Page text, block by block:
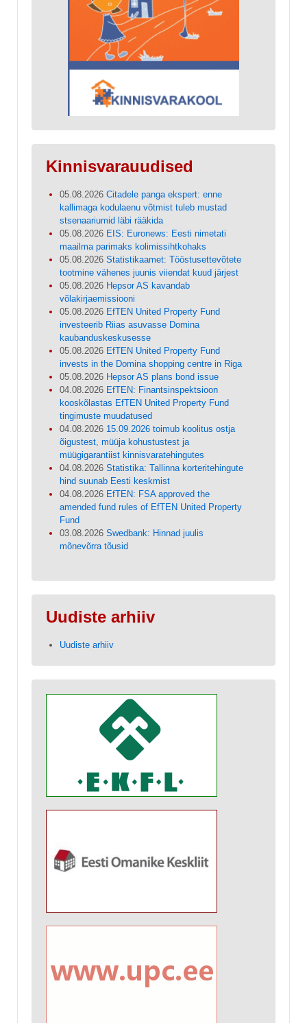
Kinnisvarauudised
05.08.2026 Citadele panga ekspert: enne
kallimaga kodulaenu võtmist tuleb mustad
stsenaariumid läbi rääkida
05.08.2026 EIS: Euronews: Eesti nimetati
maailma parimaks kolimissihtkohaks
05.08.2026 Statistikaamet: Tööstusettevõtete
tootmine vähenes juunis viiendat kuud järjest
05.08.2026 Hepsor AS kavandab
võlakirjaemissiooni
05.08.2026 EfTEN United Property Fund
investeerib Riias asuvasse Domina
kaubanduskeskusesse
05.08.2026 EfTEN United Property Fund
invests in the Domina shopping centre in Riga
05.08.2026 Hepsor AS plans bond issue
04.08.2026 EfTEN: Finantsinspektsioon
kooskõlastas EfTEN United Property Fund
tingimuste muudatused
04.08.2026 15.09.2026 toimub koolitus ostja
õigustest, müüja kohustustest ja
müügigarantiist kinnisvaratehingutes
04.08.2026 Statistika: Tallinna korteritehingute
hind suunab Eesti keskmist
04.08.2026 EfTEN: FSA approved the
amended fund rules of EfTEN United Property
Fund
03.08.2026 Swedbank: Hinnad juulis
mõnevõrra tõusid
Uudiste arhiiv
Uudiste arhiiv